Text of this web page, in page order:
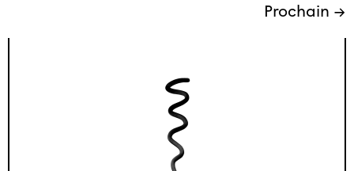
Prochain →